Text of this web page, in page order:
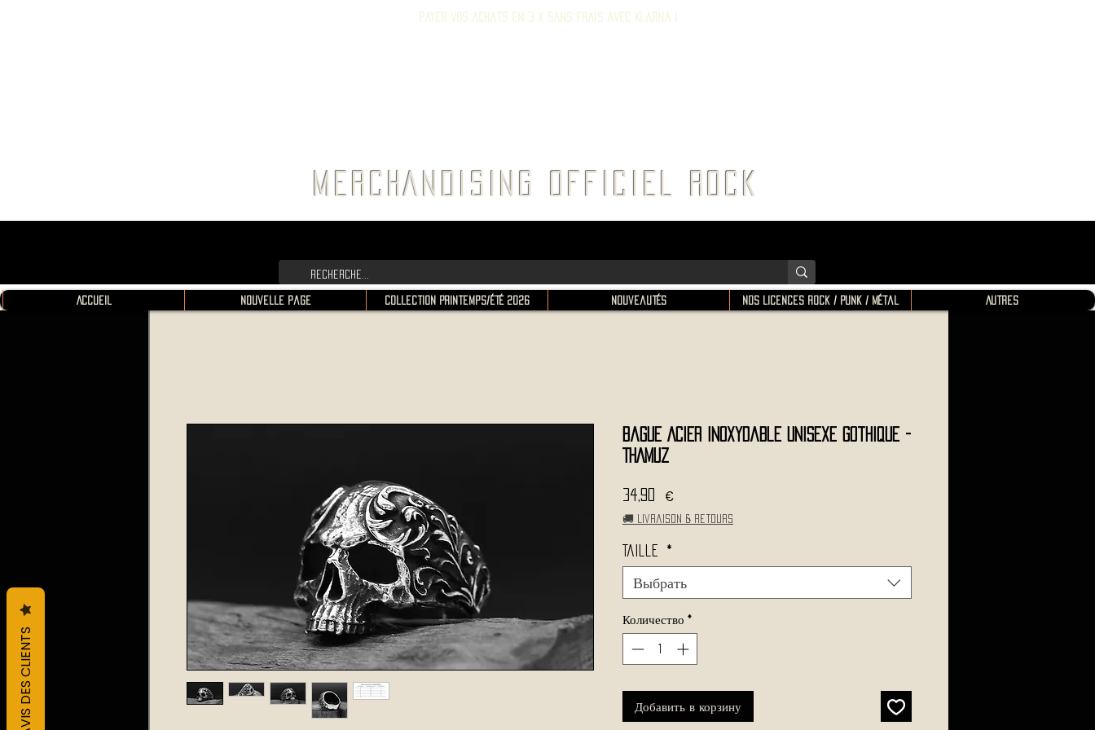
Payer vos achats en 3 x sans frais avec Klarna !
MERCHANDISING OFFICIEL ROCK
Accueil Nouvelle page Collection Printemps/Été 2026 Nouveautés Nos Licences Rock / Punk / Métal Autres
Bague Acier Inoxydable Unisexe Gothique -
THAMUZ
34,90 €
🚚 Livraison & retours
Taille *
Выбрать
Количество *
Добавить в корзину